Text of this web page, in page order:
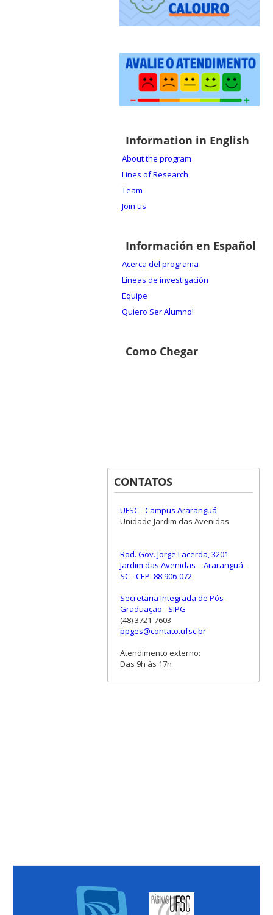
Information in English
About the program
Lines of Research
Team
Join us
Información en Español
Acerca del programa
Líneas de investigación
Equipe
Quiero Ser Alumno!
Como Chegar
CONTATOS
UFSC - Campus Araranguá
Unidade Jardim das Avenidas
Rod. Gov. Jorge Lacerda, 3201
Jardim das Avenidas – Araranguá –
SC - CEP: 88.906-072
Secretaria Integrada de Pós-
Graduação - SIPG
(48) 3721-7603
ppges@contato.ufsc.br
Atendimento externo:
Das 9h às 17h